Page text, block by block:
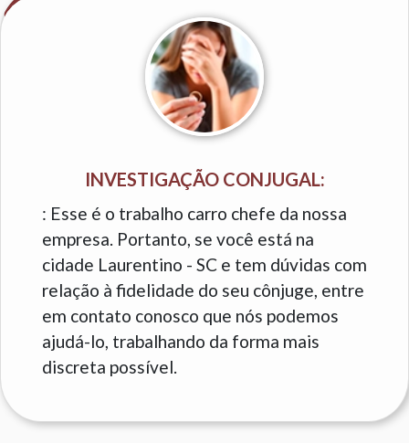
INVESTIGAÇÃO CONJUGAL:
: Esse é o trabalho carro chefe da nossa
empresa. Portanto, se você está na
cidade Laurentino - SC e tem dúvidas com
relação à fidelidade do seu cônjuge, entre
em contato conosco que nós podemos
ajudá-lo, trabalhando da forma mais
discreta possível.